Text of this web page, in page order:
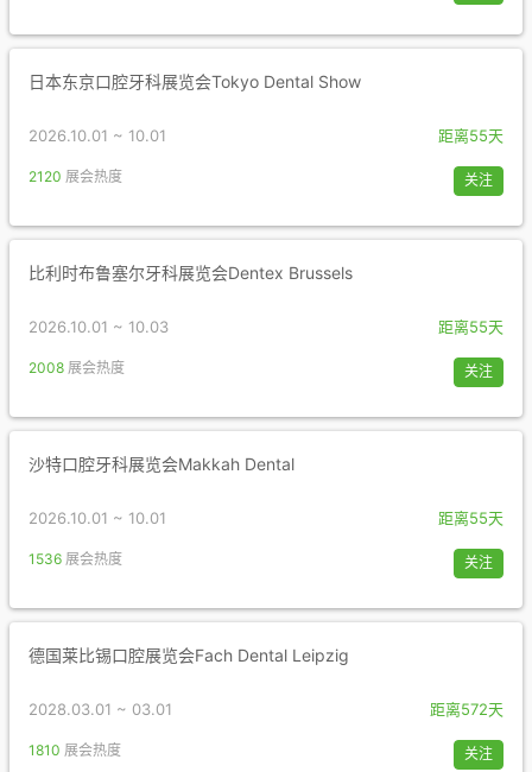
日本东京口腔牙科展览会Tokyo Dental Show
2026.10.01 ~ 10.01 距离55天
2120 展会热度 关注
比利时布鲁塞尔牙科展览会Dentex Brussels
2026.10.01 ~ 10.03 距离55天
2008 展会热度 关注
沙特口腔牙科展览会Makkah Dental
2026.10.01 ~ 10.01 距离55天
1536 展会热度 关注
德国莱比锡口腔展览会Fach Dental Leipzig
2028.03.01 ~ 03.01 距离572天
1810 展会热度 关注